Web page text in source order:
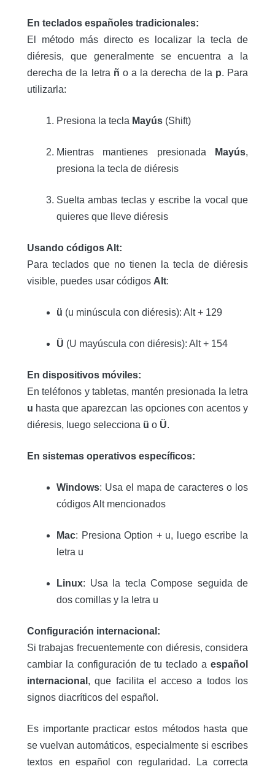
En teclados españoles tradicionales:
El método más directo es localizar la tecla de
diéresis, que generalmente se encuentra a la
derecha de la letra ñ o a la derecha de la p. Para
utilizarla:
Presiona la tecla Mayús (Shift)
Mientras mantienes presionada Mayús,
presiona la tecla de diéresis
Suelta ambas teclas y escribe la vocal que
quieres que lleve diéresis
Usando códigos Alt:
Para teclados que no tienen la tecla de diéresis
visible, puedes usar códigos Alt:
ü (u minúscula con diéresis): Alt + 129
Ü (U mayúscula con diéresis): Alt + 154
En dispositivos móviles:
En teléfonos y tabletas, mantén presionada la letra
u hasta que aparezcan las opciones con acentos y
diéresis, luego selecciona ü o Ü.
En sistemas operativos específicos:
Windows: Usa el mapa de caracteres o los
códigos Alt mencionados
Mac: Presiona Option + u, luego escribe la
letra u
Linux: Usa la tecla Compose seguida de
dos comillas y la letra u
Configuración internacional:
Si trabajas frecuentemente con diéresis, considera
cambiar la configuración de tu teclado a español
internacional , que facilita el acceso a todos los
signos diacríticos del español.
Es importante practicar estos métodos hasta que
se vuelvan automáticos, especialmente si escribes
textos en español con regularidad. La correcta